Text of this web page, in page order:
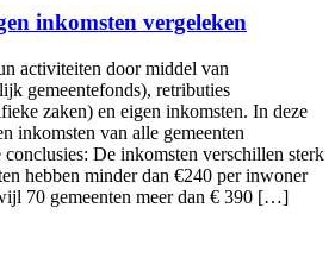
inkomsten vergeleken
activiteiten door middel van
gemeentefonds), retributies
zaken) en eigen inkomsten. In deze
inkomsten van alle gemeenten
De inkomsten verschillen sterk
hebben minder dan €240 per inwoner
70 gemeenten meer dan € 390 […]